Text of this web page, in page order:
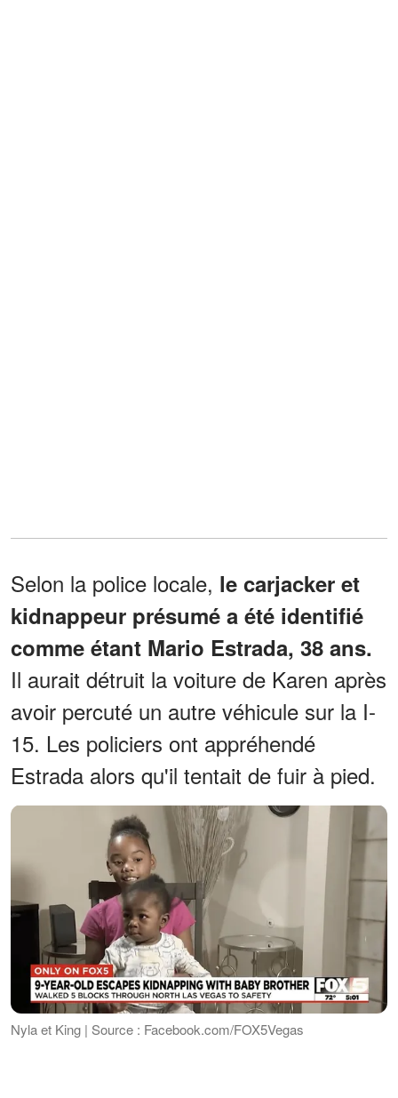
Selon la police locale, le carjacker et
kidnappeur présumé a été identifié
comme étant Mario Estrada, 38 ans.
Il aurait détruit la voiture de Karen après
avoir percuté un autre véhicule sur la I-
15. Les policiers ont appréhendé
Estrada alors qu'il tentait de fuir à pied.
Nyla et King | Source : Facebook.com/FOX5Vegas